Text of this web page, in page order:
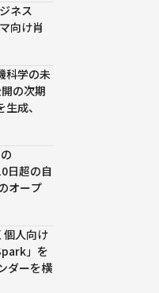
ネス
向け肖
科学の未
の次期
成、
日超の自
オープ
人向け
」を
ダーを横